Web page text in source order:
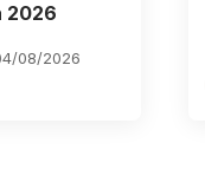
2026
08/2026